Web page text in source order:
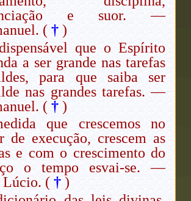
e suor. —
(† )
que o Espírito
a ser grande nas tarefas
para que saiba ser
nas grandes tarefas. —
(† )
que crescemos no
de execução, crescem as
e com o crescimento do
o tempo esvai-se. —
Lúcio. († )